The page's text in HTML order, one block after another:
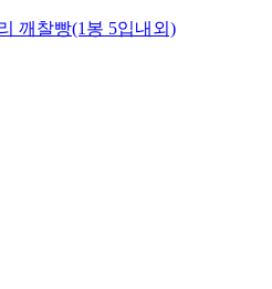
깨찰빵(1봉 5입내외)